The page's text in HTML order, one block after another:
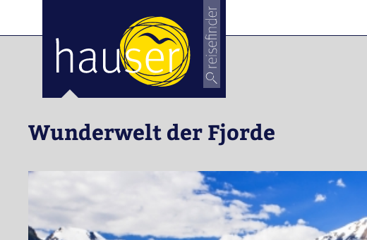
Wunderwelt der Fjorde